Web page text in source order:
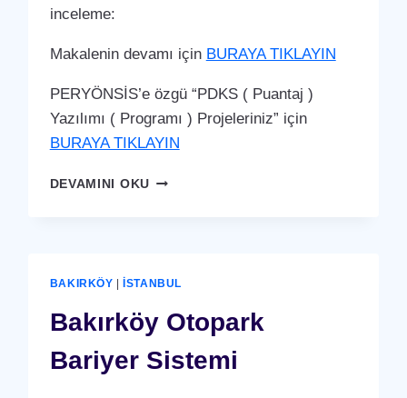
inceleme:
Makalenin devamı için BURAYA TIKLAYIN
PERYÖNSİS’e özgü “PDKS ( Puantaj )
Yazılımı ( Programı ) Projeleriniz” için
BURAYA TIKLAYIN
DEVAMINI OKUBAKIRKÖY
YAZILIMI
(PROGRAMI)
BAKIRKÖY İSTANBUL
Bakırköy Otopark
Bariyer Sistemi